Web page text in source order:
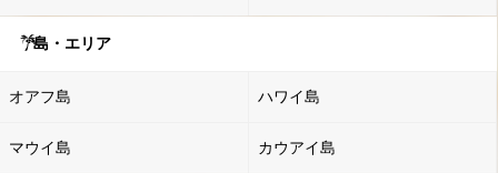
島・エリア
オアフ島 ハワイ島
マウイ島 カウアイ島